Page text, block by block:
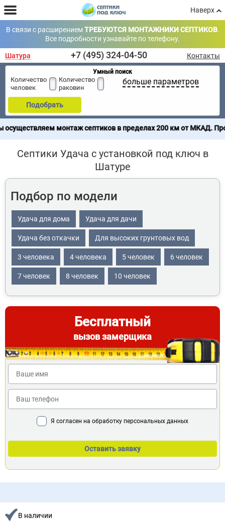
Наверх
В связи с расширениемТРЕБУЮТСЯ МОНТАЖНИКИ СЕПТИКОВ.
Все подробности узнавайте по телефону.
Шатура +7 (495) 324-04-50 Контакты
Умный поиск
Количество
человек
Количество
раковин
больше параметров
Подобрать
монтаж септиков в пределах 200 км от МКАД. Продажа
Септики Удача с установкой под ключ в
Шатуре
Подбор по модели
Удача для дома Удача для дачи
Удача без откачки Для высоких грунтовых вод
3 человека 4 человека 5 человек 6 человек
7 человек 8 человек 10 человек
Бесплатный
вызов замерщика
Я согласен на обработку персональных данных
В наличии